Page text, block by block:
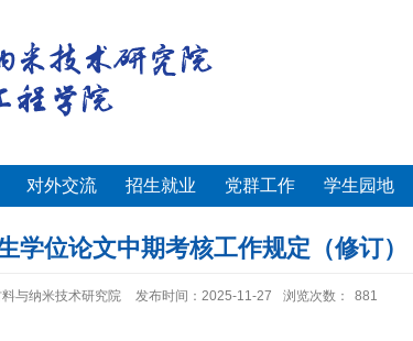
对外交流 招生就业 党群工作 学生园地
学位论文中期考核工作规定（修订）
与纳米技术研究院 发布时间：2025-11-27 浏览次数： 881